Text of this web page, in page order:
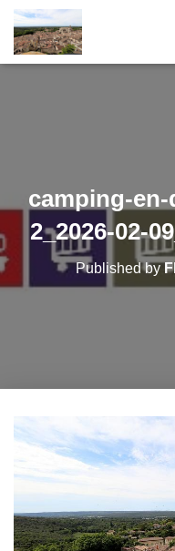
camping-
2_2026-02-
Published by